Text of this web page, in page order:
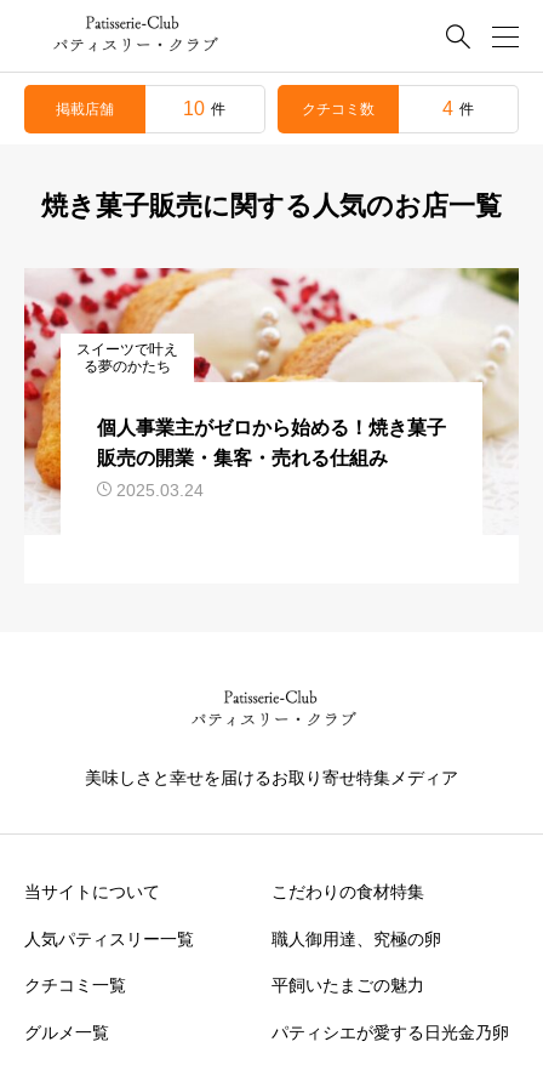

掲載店舗 10 件 クチコミ数 4 件
焼き菓子販売に関する人気のお店一覧
スイーツで叶え
る夢のかたち
個人事業主がゼロから始める！焼き菓子
販売の開業・集客・売れる仕組み
2025.03.24
美味しさと幸せを届けるお取り寄せ特集メディア
当サイトについて
人気パティスリー一覧
クチコミ一覧
グルメ一覧
こだわりの食材特集
職人御用達、究極の卵
平飼いたまごの魅力
パティシエが愛する日光金乃卵